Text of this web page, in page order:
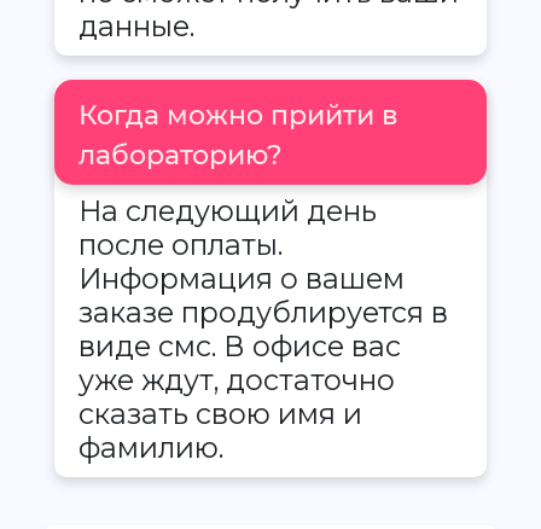
данные.
Когда можно прийти в
лабораторию?
На следующий день
после оплаты.
Информация о вашем
заказе продублируется в
виде смс. В офисе вас
уже ждут, достаточно
сказать свою имя и
фамилию.